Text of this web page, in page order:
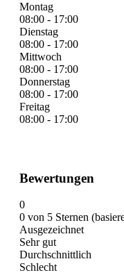
Montag
08:00 - 17:00
Dienstag
08:00 - 17:00
Mittwoch
08:00 - 17:00
Donnerstag
08:00 - 17:00
Freitag
08:00 - 17:00
Bewertungen
0
0 von 5 Sternen
Ausgezeichnet
Sehr gut
Durchschnittlich
Schlecht